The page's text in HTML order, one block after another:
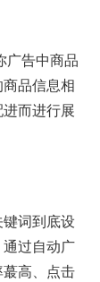
广告中商品
品信息相
而进行展
词到底设
过自动广
高、点击